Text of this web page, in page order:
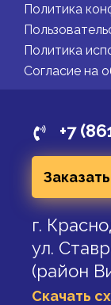
Политика
Политика
Согласие на
+7
г.
ул.
(район
Скачать